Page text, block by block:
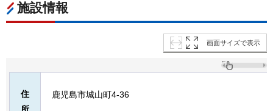
施設情報
画面サイズで表示
住
鹿児島市城山町4-36